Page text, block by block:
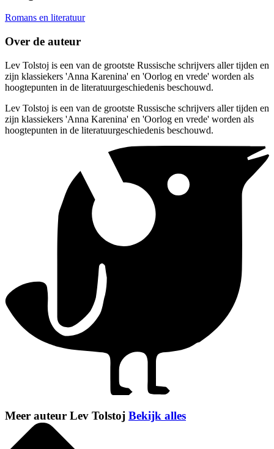
Romans en literatuur
Over de auteur
Lev Tolstoj is een van de grootste Russische schrijvers aller tijden en
zijn klassiekers 'Anna Karenina' en 'Oorlog en vrede' worden als
hoogtepunten in de literatuurgeschiedenis beschouwd.
Lev Tolstoj is een van de grootste Russische schrijvers aller tijden en
zijn klassiekers 'Anna Karenina' en 'Oorlog en vrede' worden als
hoogtepunten in de literatuurgeschiedenis beschouwd.
Meer auteur Lev Tolstoj Bekijk alles